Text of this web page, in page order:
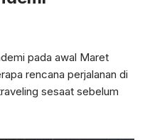
pada awal Maret
rencana perjalanan di
sesaat sebelum